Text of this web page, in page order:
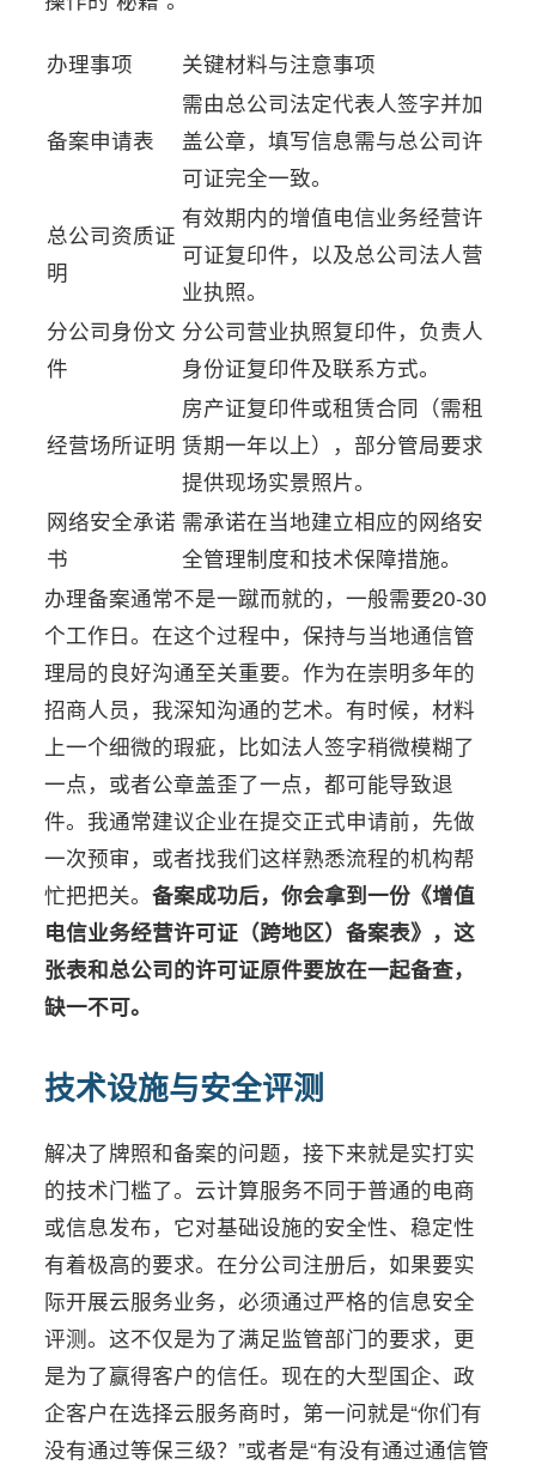
办理事项 关键材料与注意事项
备案申请表
需由总公司法定代表人签字并加
盖公章，填写信息需与总公司许
可证完全一致。
总公司资质证
明
有效期内的增值电信业务经营许
可证复印件，以及总公司法人营
业执照。
分公司身份文
件
分公司营业执照复印件，负责人
身份证复印件及联系方式。
经营场所证明
房产证复印件或租赁合同（需租
赁期一年以上），部分管局要求
提供现场实景照片。
网络安全承诺
书
需承诺在当地建立相应的网络安
全管理制度和技术保障措施。
办理备案通常不是一蹴而就的，一般需要20-30
个工作日。在这个过程中，保持与当地通信管
理局的良好沟通至关重要。作为在崇明多年的
招商人员，我深知沟通的艺术。有时候，材料
上一个细微的瑕疵，比如法人签字稍微模糊了
一点，或者公章盖歪了一点，都可能导致退
件。我通常建议企业在提交正式申请前，先做
一次预审，或者找我们这样熟悉流程的机构帮
忙把把关。备案成功后，你会拿到一份《增值
电信业务经营许可证（跨地区）备案表》，这
张表和总公司的许可证原件要放在一起备查，
缺一不可。
技术设施与安全评测
解决了牌照和备案的问题，接下来就是实打实
的技术门槛了。云计算服务不同于普通的电商
或信息发布，它对基础设施的安全性、稳定性
有着极高的要求。在分公司注册后，如果要实
际开展云服务业务，必须通过严格的信息安全
评测。这不仅是为了满足监管部门的要求，更
是为了赢得客户的信任。现在的大型国企、政
企客户在选择云服务商时，第一问就是“你们有
没有通过等保三级？”或者是“有没有通过通信管